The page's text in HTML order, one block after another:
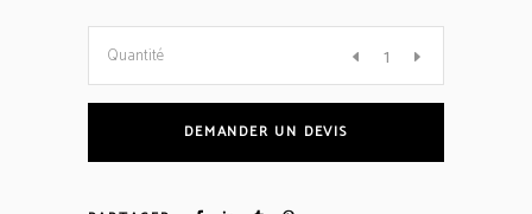
IMBRICATION
Quantité
DEMANDER UN DEVIS